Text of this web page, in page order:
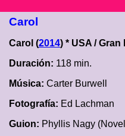
Carol
Carol (2014) * USA /
Duración: 118 min.
Música: Carter Burwell
Fotografía: Ed Lachman
Guion: Phyllis Nagy